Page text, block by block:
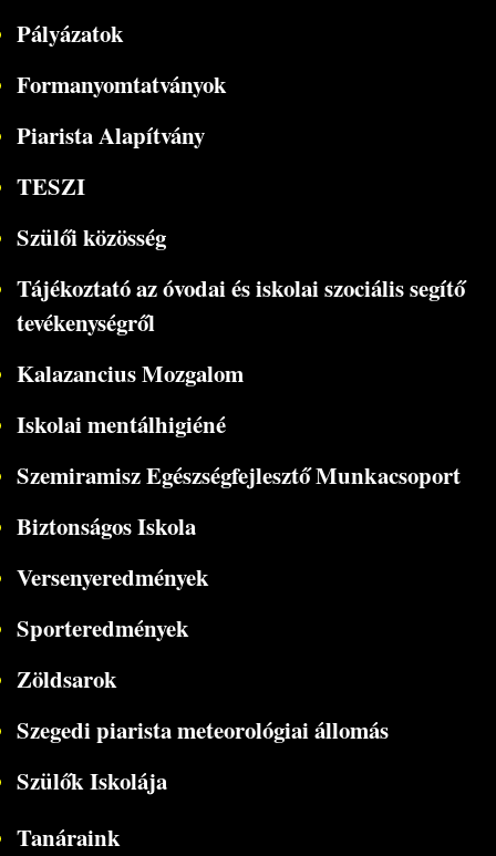
Pályázatok
Formanyomtatványok
Piarista Alapítvány
TESZI
Szülői közösség
Tájékoztató az óvodai és iskolai szociális segítő
tevékenységről
Kalazancius Mozgalom
Iskolai mentálhigiéné
Szemiramisz Egészségfejlesztő Munkacsoport
Biztonságos Iskola
Versenyeredmények
Sporteredmények
Zöldsarok
Szegedi piarista meteorológiai állomás
Szülők Iskolája
Tanáraink